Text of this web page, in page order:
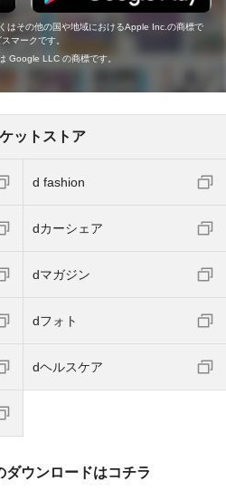
はその他の国や地域におけるApple Inc.の商標で
マークです。
Google LLC の商標です。
ットストア
d fashion
dカーシェア
dマガジン
dフォト
dヘルスケア
ダウンロードはコチラ